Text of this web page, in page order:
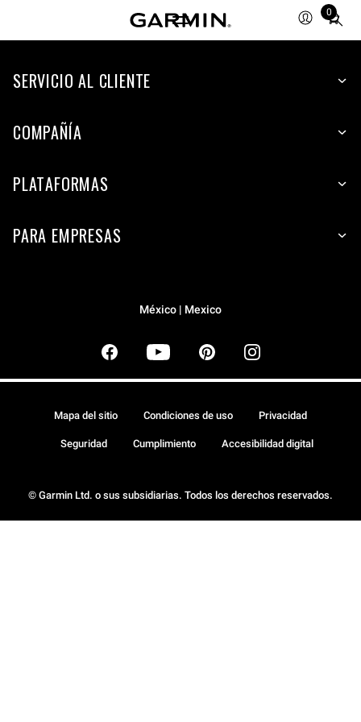
0
Total
items
cart:
SERVICIO AL CLIENTE
COMPAÑÍA
PLATAFORMAS
PARA EMPRESAS
México | Mexico
© Garmin Ltd. o sus subsidiarias. Todos los derechos reservados.
Mapa del sitio Condiciones de uso Privacidad
Seguridad Cumplimiento Accesibilidad digital